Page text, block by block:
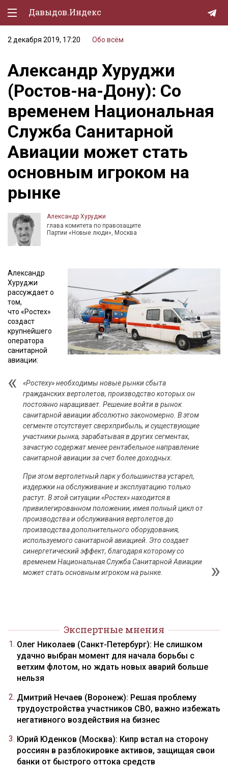
Давыдов.Индекс
Политическая жизнь
Экономика
Природа
Образование
Спорт
Культура
Lifestyle
Мурзилка
2 декабря 2019, 17:20 Обо всём
Александр Хуруджи
(Ростов-на-Дону): Со
временем Национальная
Служба Санитарной
Авиации может стать
основным игроком на
рынке
Александр Хуруджи
глава комитета по правозащите
Партии «Новые люди», Москва
Александр
Хуруджи
рассуждает о
том,
что «Ростех»
создаст
крупнейшего
оператора
санитарной
авиации:
«Ростеху» необходимы новые рынки сбыта
гражданских вертолетов, производство которых он
постоянно наращивает. Решение войти в рынок
санитарной авиации абсолютно закономерно. В этом
сегменте отсутствует сверхприбыль, и существующие
участники рынка, зарабатывая в других сегментах,
зачастую содержат менее рентабельное направление
санитарной авиации за счет более доходных.
При этом вертолетный парк у большинства устарел,
издержки на обслуживание и эксплуатацию только
растут. В этой ситуации «Ростех» находится в
привилегированном положении, имея полный цикл от
производства и обслуживания вертолетов до
производства дополнительного оборудования,
используемого санитарной авиацией. Это создает
синергетический эффект, благодаря которому со
временем Национальная Служба Санитарной Авиации
может стать основным игроком на рынке.
Экспертные мнения
Олег Николаев (Санкт-Петербург): Не слишком
удачно выбран момент для начала борьбы с
ветхим флотом, но ждать новых аварий больше
нельзя
Дмитрий Нечаев (Воронеж): Решая проблему
трудоустройства участников СВО, важно избежать
негативного воздействия на бизнес
Юрий Юденков (Москва): Кипр встал на сторону
россиян в разблокировке активов, защищая свои
банки от быстрого оттока средств